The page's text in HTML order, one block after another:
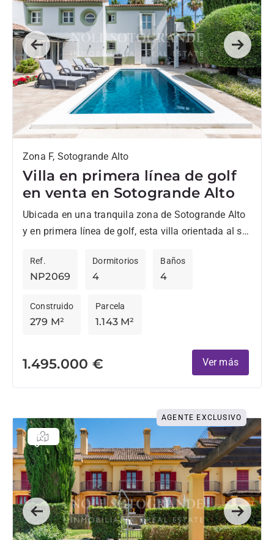
Previous Next
Zona F, Sotogrande Alto
Villa en primera línea de golf
en venta en Sotogrande Alto
Ubicada en una tranquila zona de Sotogrande Alto
y en primera línea de golf, esta villa orientada al sur
NP2069
Ref.
4
Dormitorios
4
Baños
279 M²
Construido
1.143 M²
Parcela
1.495.000 € Ver más
Previous Next
AGENTE EXCLUSIVO